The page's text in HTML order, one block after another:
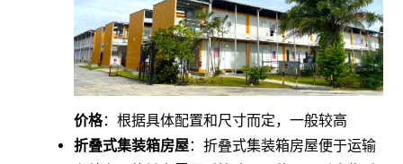
价格：根据具体配置和尺寸而定，一般较高
折叠式集装箱房屋：折叠式集装箱房屋便于运输